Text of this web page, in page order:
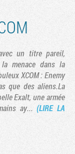
un titre pareil,
menace dans la
XCOM : Enemy
que des aliens.La
Exalt, une armée
ay...(LIRE LA